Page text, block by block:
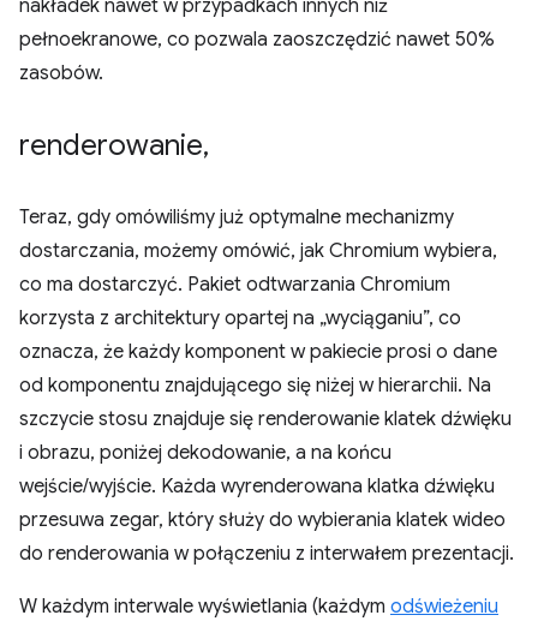
nakładek nawet w przypadkach innych niż
pełnoekranowe, co pozwala zaoszczędzić nawet 50%
zasobów.
renderowanie,
Teraz, gdy omówiliśmy już optymalne mechanizmy
dostarczania, możemy omówić, jak Chromium wybiera,
co ma dostarczyć. Pakiet odtwarzania Chromium
korzysta z architektury opartej na „wyciąganiu”, co
oznacza, że każdy komponent w pakiecie prosi o dane
od komponentu znajdującego się niżej w hierarchii. Na
szczycie stosu znajduje się renderowanie klatek dźwięku
i obrazu, poniżej dekodowanie, a na końcu
wejście/wyjście. Każda wyrenderowana klatka dźwięku
przesuwa zegar, który służy do wybierania klatek wideo
do renderowania w połączeniu z interwałem prezentacji.
W każdym interwale wyświetlania (każdym odświeżeniu